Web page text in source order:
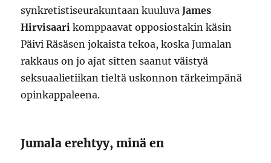
synkretistiseurakuntaan kuuluvaJames
Hirvisaari komppaavat opposiostakin käsin
Päivi Räsäsen jokaista tekoa, koska Jumalan
rakkaus on jo ajat sitten saanut väistyä
seksuaalietiikan tieltä uskonnon tärkeimpänä
opinkappaleena.
Jumala erehtyy, minä en